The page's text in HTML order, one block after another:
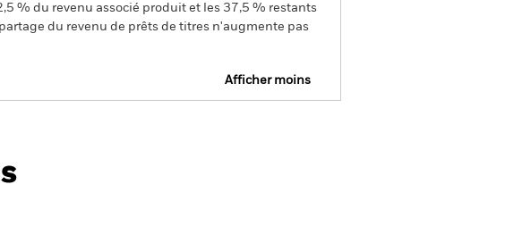
% du revenu associé produit et les 37,5 % restants
du revenu de prêts de titres n'augmente pas
Afficher moins